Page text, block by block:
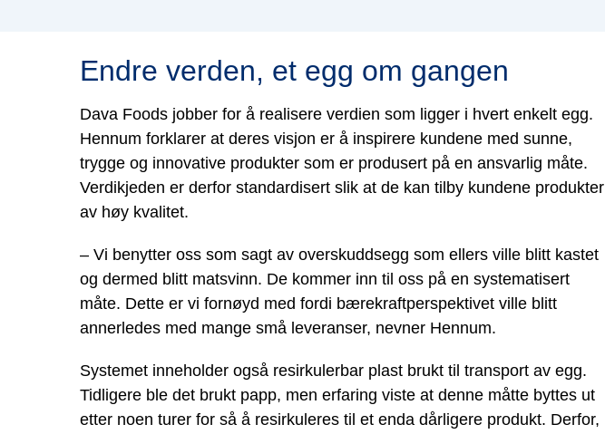
Endre verden, et egg om gangen
Dava Foods jobber for å realisere verdien som ligger i hvert enkelt egg.
Hennum forklarer at deres visjon er å inspirere kundene med sunne,
trygge og innovative produkter som er produsert på en ansvarlig måte.
Verdikjeden er derfor standardisert slik at de kan tilby kundene produkter
av høy kvalitet.
– Vi benytter oss som sagt av overskuddsegg som ellers ville blitt kastet
og dermed blitt matsvinn. De kommer inn til oss på en systematisert
måte. Dette er vi fornøyd med fordi bærekraftperspektivet ville blitt
annerledes med mange små leveranser, nevner Hennum.
Systemet inneholder også resirkulerbar plast brukt til transport av egg.
Tidligere ble det brukt papp, men erfaring viste at denne måtte byttes ut
etter noen turer for så å resirkuleres til et enda dårligere produkt. Derfor,